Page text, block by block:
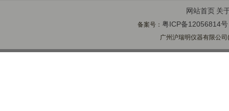
网站首页 关
备案号： 粤ICP备12056814号
广州沪瑞明仪器有限公